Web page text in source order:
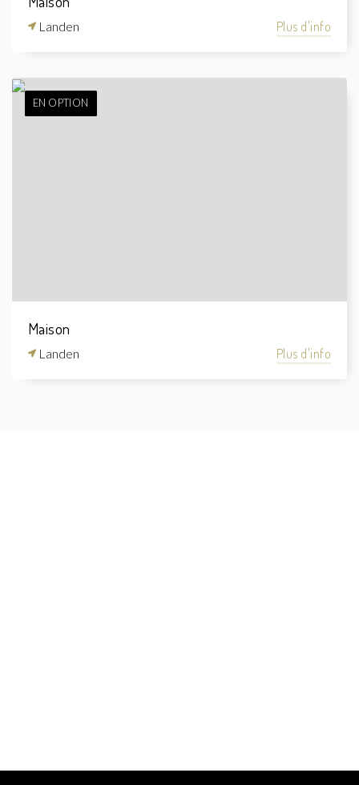
Landen Plus d'info
EN OPTION
Maison
Landen Plus d'info